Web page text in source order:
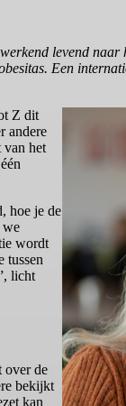
levend naar
Een
Z dit
andere
van het
hoe je de
we
wordt
tussen
licht
over de
bekijkt
kan